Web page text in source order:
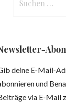
nach:
deine E-Mail-
und
via E-Mail